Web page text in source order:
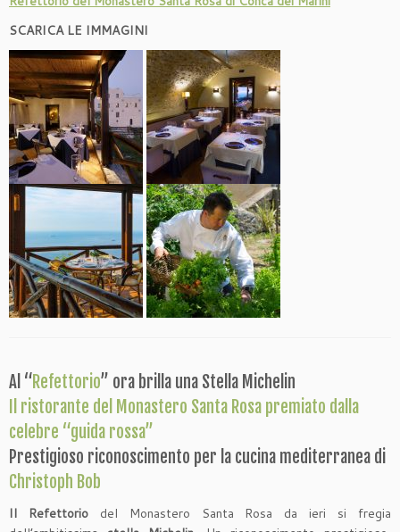
SCARICA LE IMMAGINI
Al “Refettorio” ora brilla una Stella Michelin
Il ristorante del Monastero Santa Rosa premiato dalla
celebre “guida rossa”
Prestigioso riconoscimento per la cucina mediterranea di
Christoph Bob
Il Refettoriodel Monastero Santa Rosa da ieri si fregia